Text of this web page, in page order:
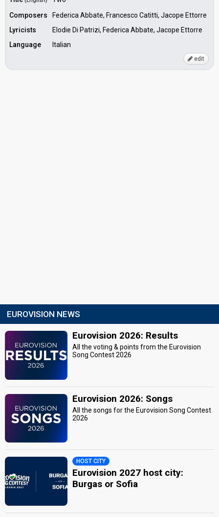
Composers
Federica Abbate, Francesco Catitti, Jacope Ettorre
Lyricists
Elodie Di Patrizi, Federica Abbate, Jacope Ettorre
Language
Italian
edit
EUROVISION NEWS
Eurovision 2026: Results
All the voting & points from the Eurovision
Song Contest 2026
Eurovision 2026: Songs
All the songs for the Eurovision Song Contest
2026
HOST CITY
Eurovision 2027 host city:
Burgas or Sofia